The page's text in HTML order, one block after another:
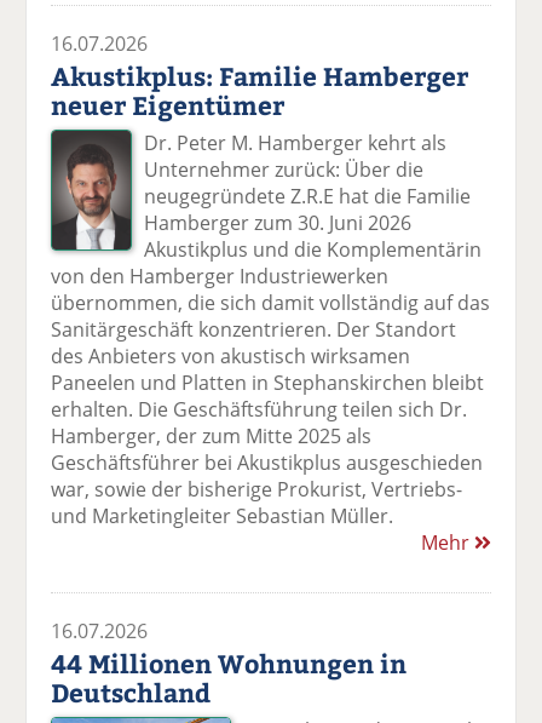
16.07.2026
Akustikplus: Familie Hamberger
neuer Eigentümer
Dr. Peter M. Hamberger kehrt als
Unternehmer zurück: Über die
neugegründete Z.R.E hat die Familie
Hamberger zum 30. Juni 2026
Akustikplus und die Komplementärin
von den Hamberger Industriewerken
übernommen, die sich damit vollständig auf das
Sanitärgeschäft konzentrieren. Der Standort
des Anbieters von akustisch wirksamen
Paneelen und Platten in Stephanskirchen bleibt
erhalten. Die Geschäftsführung teilen sich Dr.
Hamberger, der zum Mitte 2025 als
Geschäftsführer bei Akustikplus ausgeschieden
war, sowie der bisherige Prokurist, Vertriebs-
und Marketingleiter Sebastian Müller.
Mehr
16.07.2026
44 Millionen Wohnungen in
Deutschland